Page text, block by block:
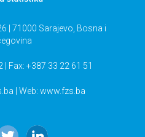
| 71000 Sarajevo, Bosna i
| Fax: +387 33 22 61 51
| Web: www.fzs.ba